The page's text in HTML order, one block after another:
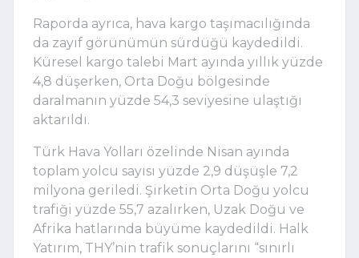
Raporda ayrıca, hava kargo taşımacılığında
da zayıf görünümün sürdüğü kaydedildi.
Küresel kargo talebi Mart ayında yıllık yüzde
4,8 düşerken, Orta Doğu bölgesinde
daralmanın yüzde 54,3 seviyesine ulaştığı
aktarıldı.
Türk Hava Yolları özelinde Nisan ayında
toplam yolcu sayısı yüzde 2,9 düşüşle 7,2
milyona geriledi. Şirketin Orta Doğu yolcu
trafiği yüzde 55,7 azalırken, Uzak Doğu ve
Afrika hatlarında büyüme kaydedildi. Halk
Yatırım, THY’nin trafik sonuçlarını “sınırlı